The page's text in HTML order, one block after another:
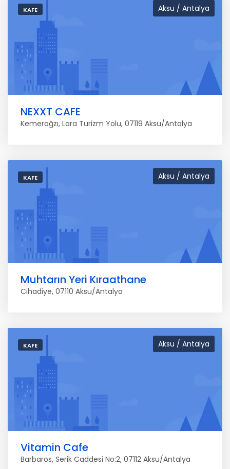
Aksu / Antalya
KAFE
NEXXT CAFE
Kemerağzı, Lara Turizm Yolu, 07119 Aksu/Antalya
Aksu / Antalya
KAFE
Muhtarın Yeri Kıraathane
Cihadiye, 07110 Aksu/Antalya
Aksu / Antalya
KAFE
Vitamin Cafe
Barbaros, Serik Caddesi No:2, 07112 Aksu/Antalya